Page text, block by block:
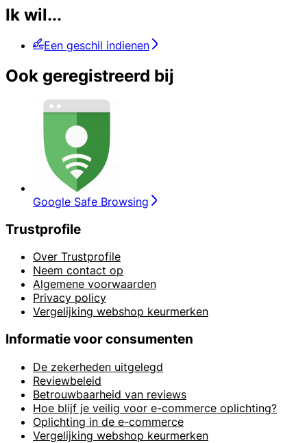
Ik wil...
Een geschil indienen
Ook geregistreerd bij
Google Safe Browsing
Trustprofile
Over Trustprofile
Neem contact op
Algemene voorwaarden
Privacy policy
Vergelijking webshop keurmerken
Informatie voor consumenten
De zekerheden uitgelegd
Reviewbeleid
Betrouwbaarheid van reviews
Hoe blijf je veilig voor e-commerce oplichting?
Oplichting in de e-commerce
Vergelijking webshop keurmerken